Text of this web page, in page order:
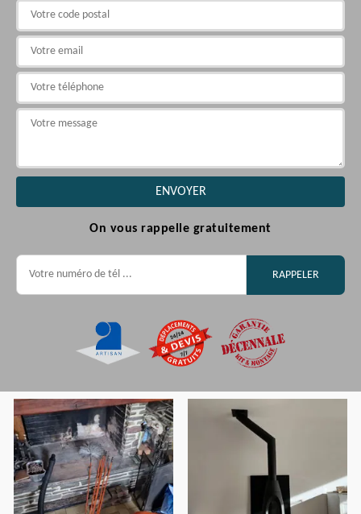
On vous rappelle gratuitement